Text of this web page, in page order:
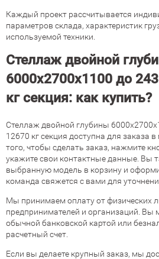
Каждый проект рассчитывается
параметров склада, характеристик
используемой техники.
Стеллаж двойной
6000х2700х1100 до
кг секция: как купить?
Стеллаж двойной глубины
12670 кг секция доступна для заказа
того, чтобы сделать заказ, нажмите
укажите свои контактные данные. Вы
выбранную модель в корзину и
команда свяжется с вами для
Мы принимаем оплату от физических
предпринимателей и организаций. Вы
обычной банковской картой или
расчетный счет.
Если вы делаете крупный заказ, мы